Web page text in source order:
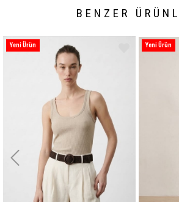
BENZER
Yeni Ürün Yeni Ürün